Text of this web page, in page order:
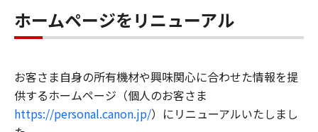
ホームページをリニューアル
お客さま自身の所有機材や興味関心に合わせた情報を提
供するホームページ（個人のお客さま
https://personal.canon.jp/）にリニューアルいたしまし